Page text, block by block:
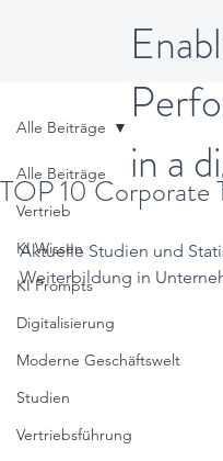
in a
Alle Beiträge
Vertrieb
KI Wissen
KI Prompts
Digitalisierung
Moderne Geschäftswelt
Studien
Vertriebsführung
Alle Beiträge
TOP 10 Corporate
Aktuelle Studien und
Weiterbildung in